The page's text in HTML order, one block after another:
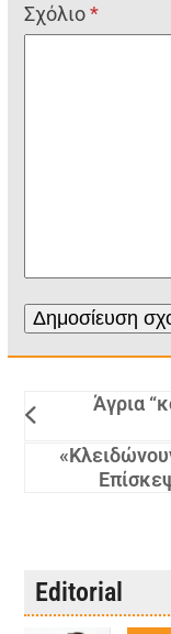
Σχόλιο*
Άγρια
Editorial